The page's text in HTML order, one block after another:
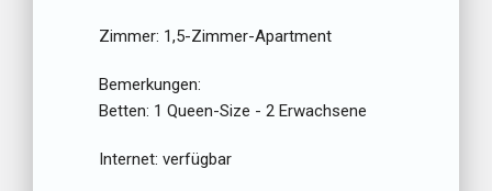
Zimmer: 1,5-Zimmer-Apartment
Bemerkungen:
Betten: 1 Queen-Size - 2 Erwachsene
Internet: verfügbar